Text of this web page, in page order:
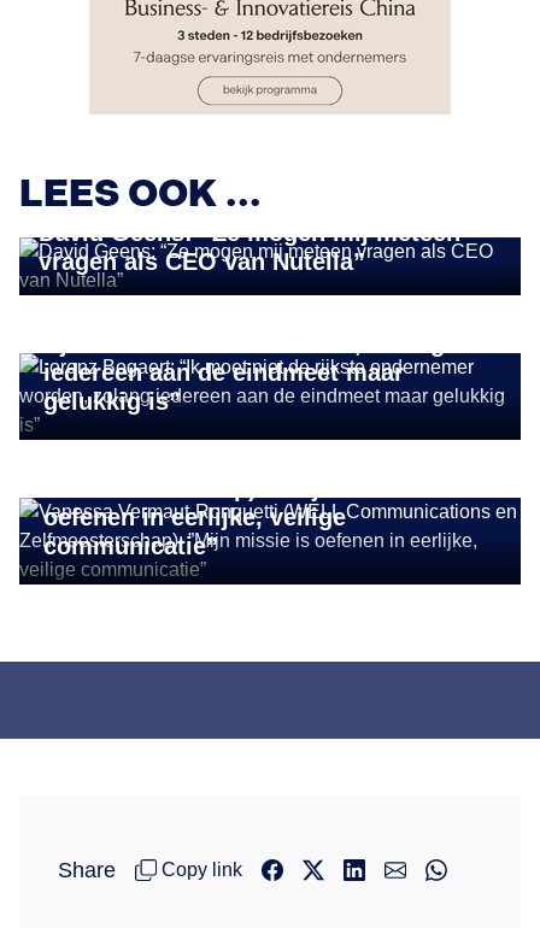
LEES OOK ...
ONDERNEMER IN DE KIJKER
David Geens: “Ze mogen mij meteen
vragen als CEO van Nutella”
ONDERNEMER IN DE KIJKER
iedereen aan de eindmeet maar
gelukkig is”
ONDERNEMER IN DE KIJKER
oefenen in eerlijke, veilige
communicatie”
Share Copy link